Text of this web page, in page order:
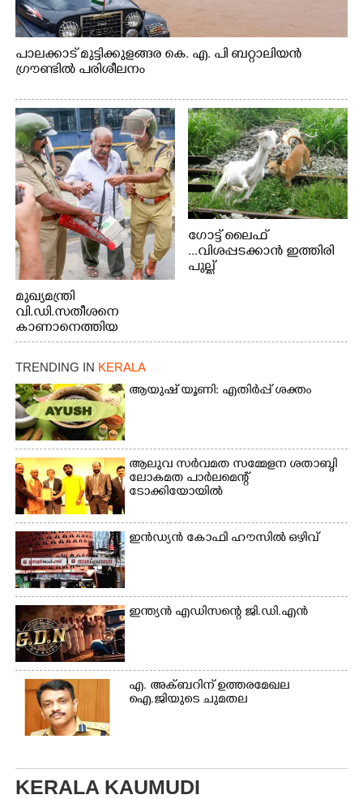
പാലക്കാട് മുട്ടിക്കുളങ്ങര കെ. എ. പി ബറ്റാലിയൻ
ഗ്രൗണ്ടിൽ പരിശീലനം
മുഖ്യമന്ത്രി
വി.ഡി.സതീശനെ
കാണാനെത്തിയ
മോഹനൻ നായർ
ഗോട്ട് ലൈഫ്
...വിശപ്പടക്കാൻ ഇത്തിരി
പുല്ല്
ജീവന് വേണ്ടിയായി ഓട്ടം.
നിന്നുള്ള കാഴ്ച
TRENDING IN KERALA
ആയുഷ് യൂണി: എതിർപ്പ് ശക്തം
ആലുവ സർവമത സമ്മേളന ശതാബ്ദി
ലോകമത പാർലമെന്റ്
ടോക്കിയോയിൽ
ഇൻഡ്യൻ കോഫി ഹൗസിൽ ഒഴിവ്
ഇന്ത്യൻ എഡിസന്റെ ജി.ഡി.എൻ
എ. അക്ബറിന് ഉത്തരമേഖല
ഐ.ജിയുടെ ചുമതല
KERALA KAUMUDI